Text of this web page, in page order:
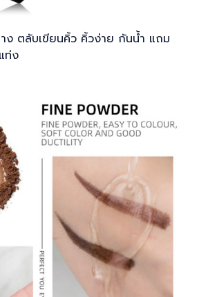
ง ตลับเขียนคิ้ว คิ้วง่าย กันน้ำ แถม
ท่ง